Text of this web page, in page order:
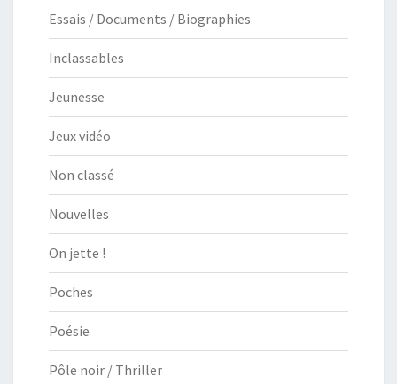
Essais / Documents / Biographies
Inclassables
Jeunesse
Jeux vidéo
Non classé
Nouvelles
On jette !
Poches
Poésie
Pôle noir / Thriller